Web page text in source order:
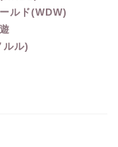
ルド(WDW)
ルル)